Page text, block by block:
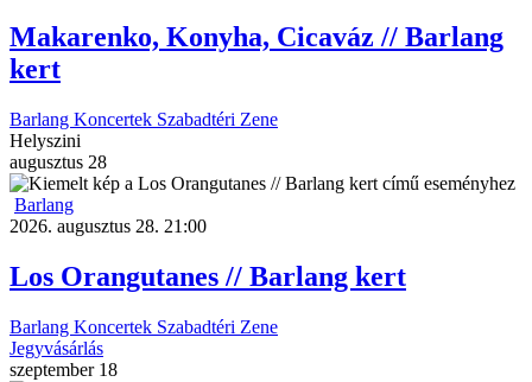
Makarenko, Konyha, Cicaváz // Barlang
kert
Barlang Koncertek Szabadtéri Zene
Helyszini
augusztus 28
Barlang
2026. augusztus 28. 21:00
Los Orangutanes // Barlang kert
Barlang Koncertek Szabadtéri Zene
Jegyvásárlás
szeptember 18